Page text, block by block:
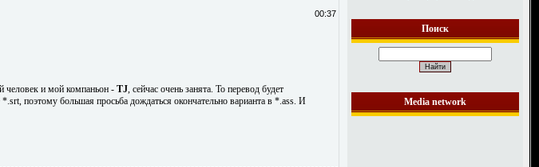
00:37
человек и мой компаньон - TJ , сейчас очень занята. То перевод будет
поэтому большая просьба дождаться окончательно варианта в *.ass. И
Поиск
Media network